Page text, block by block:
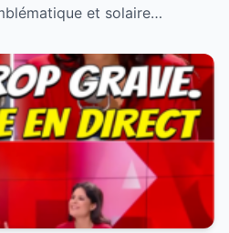
et solaire…